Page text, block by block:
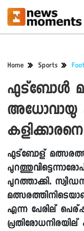
Home Sports
ഫുട്‌ബോള്‍
അധോവായു
ഫുട്ബോള്
പുറത്താക്കി.
എന്ന പേരില്